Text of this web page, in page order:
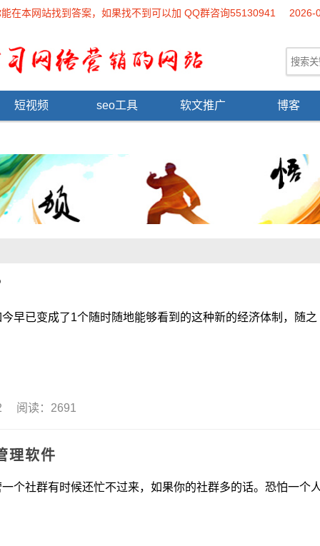
在本网站找到答案，如果找不到可以加 QQ群咨询55130941 2026-
短视频 seo工具 软文推广 博客
成了1个随时随地能够看到的这种新的经济体制，随之
阅读：2691
理软件
有时候还忙不过来，如果你的社群多的话。恐怕一个人